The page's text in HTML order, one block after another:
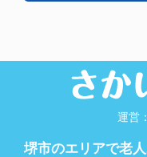
運営
堺市のエリアで老